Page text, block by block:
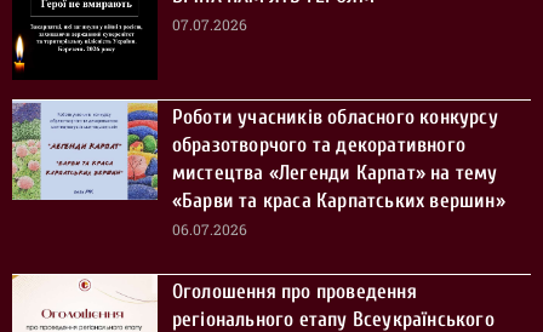
07.07.2026
Роботи учасників обласного конкурсу
образотворчого та декоративного
мистецтва «Легенди Карпат» на тему
«Барви та краса Карпатських вершин»
06.07.2026
Оголошення про проведення
регіонального етапу Всеукраїнського